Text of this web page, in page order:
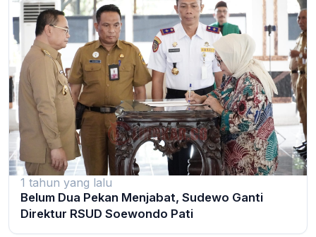
1 tahun yang lalu
Belum Dua Pekan Menjabat, Sudewo Ganti
Direktur RSUD Soewondo Pati